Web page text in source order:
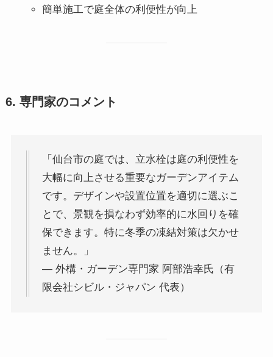
簡単施工で庭全体の利便性が向上
6. 専門家のコメント
「仙台市の庭では、立水栓は庭の利便性を
大幅に向上させる重要なガーデンアイテム
です。デザインや設置位置を適切に選ぶこ
とで、景観を損なわず効率的に水回りを確
保できます。特に冬季の凍結対策は欠かせ
ません。」
— 外構・ガーデン専門家 阿部浩幸氏（有
限会社シビル・ジャパン 代表）